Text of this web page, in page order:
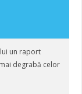
un raport
degrabă celor